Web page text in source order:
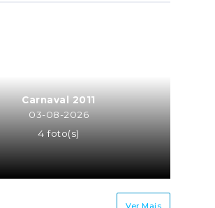
é equiparado a
sendo os seus honorários
pela atividade
Carnaval 2011
03-08-2026
4 foto(s)
Ver Mais